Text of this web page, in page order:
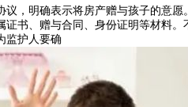
议，明确表示将房产赠与孩子的意
证书、赠与合同、身份证明等材料
监护人要确